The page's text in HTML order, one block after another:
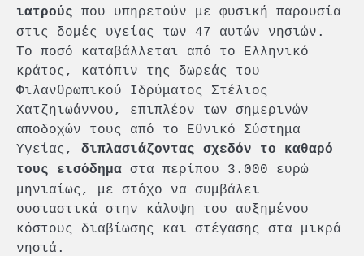
ιατρούς που υπηρετούν με φυσική παρουσία
στις δομές υγείας των 47 αυτών νησιών.
Το ποσό καταβάλλεται από το Ελληνικό
κράτος, κατόπιν της δωρεάς του
Φιλανθρωπικού Ιδρύματος Στέλιος
Χατζηιωάννου, επιπλέον των σημερινών
αποδοχών τους από το Εθνικό Σύστημα
Υγείας, διπλασιάζοντας σχεδόν το καθαρό
τους εισόδημα στα περίπου 3.000 ευρώ
μηνιαίως, με στόχο να συμβάλει
ουσιαστικά στην κάλυψη του αυξημένου
κόστους διαβίωσης και στέγασης στα μικρά
νησιά.